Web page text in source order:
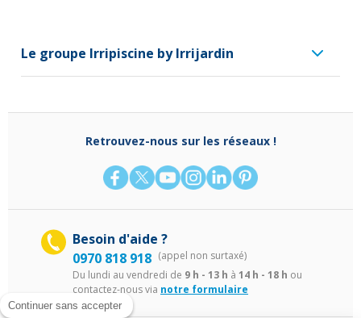
Continuer sans accepter
Le groupe Irripiscine by Irrijardin
Retrouvez-nous sur les réseaux !
Besoin d'aide ?
0970 818 918 (appel non surtaxé)
Du lundi au vendredi de 9 h - 13 h à 14 h - 18 h ou
contactez-nous via notre formulaire